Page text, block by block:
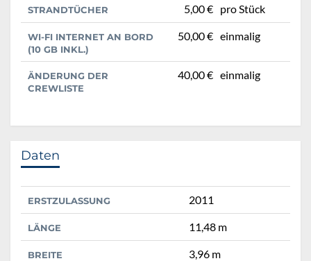
STRANDTÜCHER 5,00 € pro Stück
WI-FI INTERNET AN BORD
(10 GB INKL.)
50,00 € einmalig
ÄNDERUNG DER
CREWLISTE
40,00 € einmalig
Daten
ERSTZULASSUNG 2011
LÄNGE 11,48 m
BREITE 3,96 m